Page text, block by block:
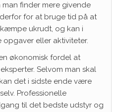
finder mere givende
for at bruge tid på at
ukrudt, og kan i
eller aktiviteter.
økonomisk fordel at
Selvom man skal
det i sidste ende være
Professionelle
til det bedste udstyr og